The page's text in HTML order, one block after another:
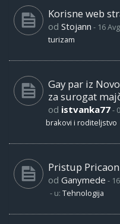
Korisne web
od Stojann - 16
turizam
Gay par iz
za surogat
od istvanka77-
brakovi i roditeljstvo
Pristup
od Ganymede -
- u: Tehnologija